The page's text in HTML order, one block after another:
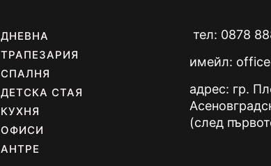
ДНЕВНА
ТРАПЕЗАРИЯ
СПАЛНЯ
ДЕТСКА СТАЯ
КУХНЯ
ОФИСИ
АНТРЕ
тел: 0878
имейл:
адрес: гр.
(след